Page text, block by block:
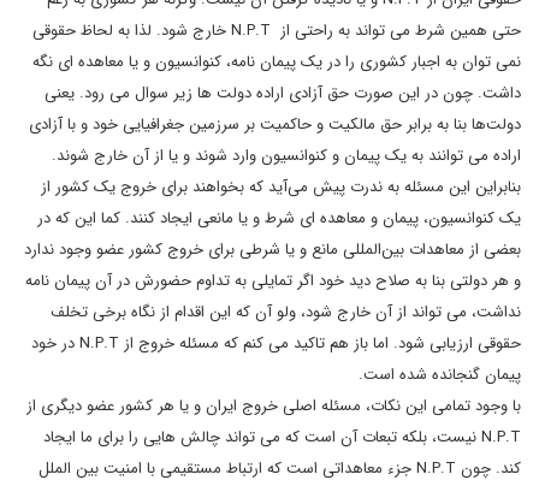
حتی همین شرط می تواند به راحتی از N.P.T خارج شود. لذا به لحاظ حقوقی
نمی توان به اجبار کشوری را در یک پیمان نامه، کنوانسیون و یا معاهده ای نگه
داشت. چون در این صورت حق آزادی اراده دولت ها زیر سوال می رود. یعنی
دولت‌ها بنا به برابر حق مالکیت و حاکمیت بر سرزمین جغرافیایی خود و با آزادی
اراده می توانند به یک پیمان و کنوانسیون وارد شوند و یا از آن خارج شوند.
بنابراین این مسئله به ندرت پیش می‌آید که بخواهند برای خروج یک کشور از
یک کنوانسیون، پیمان و معاهده ای شرط و یا مانعی ایجاد کنند. کما این که در
بعضی از معاهدات بین‌المللی مانع و یا شرطی برای خروج کشور عضو وجود ندارد
و هر دولتی بنا به صلاح دید خود اگر تمایلی به تداوم حضورش در آن پیمان نامه
نداشت، می تواند از آن خارج شود، ولو آن که این اقدام از نگاه برخی تخلف
حقوقی ارزیابی شود. اما باز هم تاکید می کنم که مسئله خروج از N.P.T در خود
پیمان گنجانده شده است.
با وجود تمامی این نکات، مسئله اصلی خروج ایران و یا هر کشور عضو دیگری از
N.P.T نیست، بلکه تبعات آن است که می تواند چالش هایی را برای ما ایجاد
کند. چون N.P.T جزء معاهداتی است که ارتباط مستقیمی با امنیت بین الملل